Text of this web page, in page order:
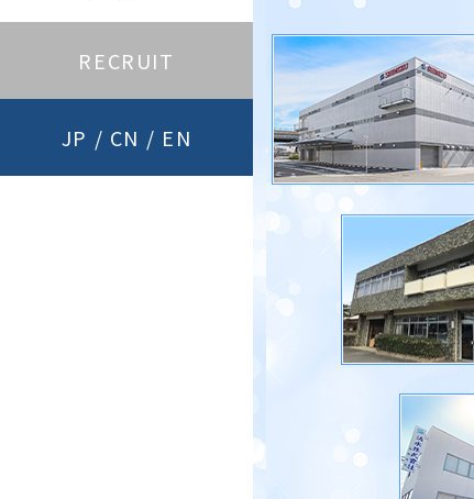
RECRUIT
JP / CN / EN